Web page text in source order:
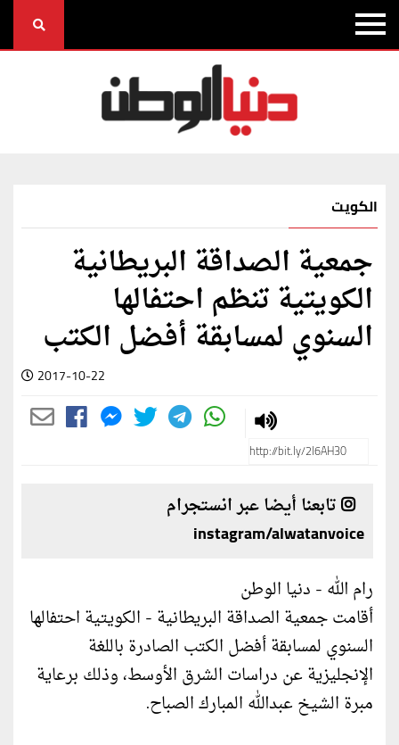
الكويت
جمعية الصداقة البريطانية
الكويتية تنظم احتفالها
السنوي لمسابقة أفضل الكتب
2017-10-22
تابعنا أيضا عبر انستجرام
instagram/alwatanvoice
رام الله - دنيا الوطن
أقامت جمعية الصداقة البريطانية - الكويتية احتفالها
السنوي لمسابقة أفضل الكتب الصادرة باللغة
الإنجليزية عن دراسات الشرق الأوسط، وذلك برعاية
مبرة الشيخ عبدالله المبارك الصباح.